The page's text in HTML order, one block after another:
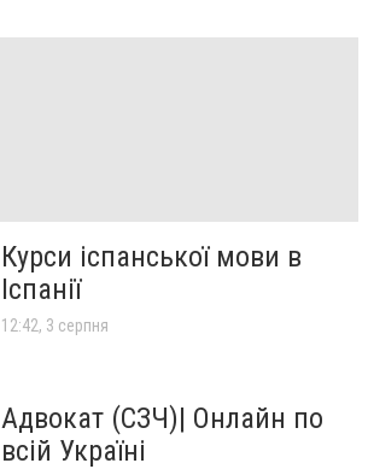
Курси іспанської мови в
Іспанії
12:42, 3 серпня
Адвокат (СЗЧ)| Онлайн по
всій Україні